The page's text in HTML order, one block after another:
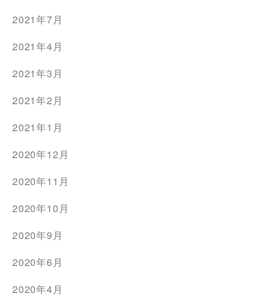
2021年7月
2021年4月
2021年3月
2021年2月
2021年1月
2020年12月
2020年11月
2020年10月
2020年9月
2020年6月
2020年4月